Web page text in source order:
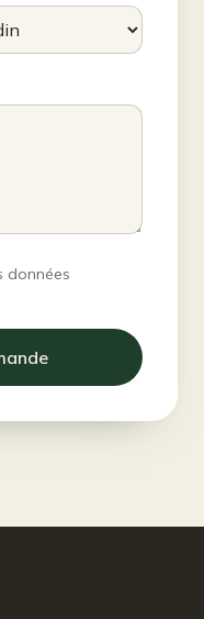
données